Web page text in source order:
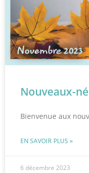
Nouveaux-
Bienvenue aux
EN SAVOIR PLUS »
6 décembre 2023